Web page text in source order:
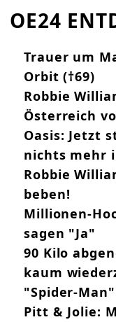
OE24
Trauer um
Orbit (†69)
Robbie
Österreich
Oasis: Jetzt
nichts mehr
Robbie
beben!
Millionen-
sagen "Ja"
90 Kilo
kaum
"Spider-
Pitt & Jolie: